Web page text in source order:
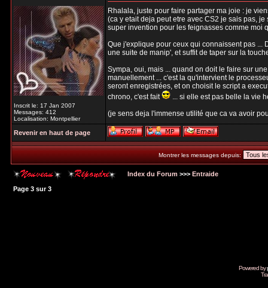
Inscrit le: 17 Jan 2007
Messages: 412
Localisation: Montpellier
Rhalala, juste pour faire partager ma joie : je
(ca y etait deja peut etre avec CS2 je sais pas,
super invention pour les feignasses comme moi
Que j'explique pour ceux qui connaissent pas ...
une suite de manip', et suffit de taper sur la
Sympa, oui, mais ... quand on doit le faire sur
manuellement ... c'est la qu'intervient le
seront enregistrées, et on choisit le script a
chrono, c'est fait
... si elle est pas belle la vie
(je sens deja l'immense utilité que ca va avoir
Revenir en haut de page
Montrer les messages depuis:
Index du Forum >>> Entraide
Page 3 sur3
Powered by